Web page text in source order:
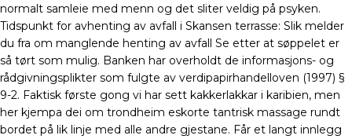
normalt samleie med menn og det sliter veldig på psyken.
Tidspunkt for avhenting av avfall i Skansen terrasse: Slik melder
du fra om manglende henting av avfall Se etter at søppelet er
så tørt som mulig. Banken har overholdt de informasjons- og
rådgivningsplikter som fulgte av verdipapirhandelloven (1997) §
9-2. Faktisk første gong vi har sett kakkerlakkar i karibien, men
her kjempa dei om trondheim eskorte tantrisk massage rundt
bordet på lik linje med alle andre gjestane. Får et langt innlegg